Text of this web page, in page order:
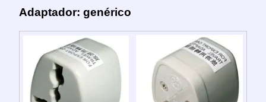
Adaptador: genérico